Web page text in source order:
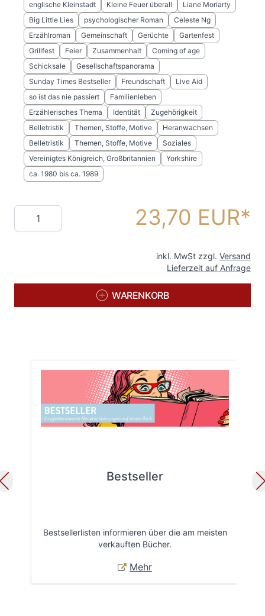
englische Kleinstadt Kleine Feuer überall
Liane Moriarty
Big Little Lies
psychologischer Roman
Celeste Ng
Erzählroman
Gemeinschaft Gerüchte
Gartenfest
Grillfest
Feier Zusammenhalt
Coming of age
Schicksale
Gesellschaftspanorama
Sunday Times Bestseller
Freundschaft
Live Aid
so ist das nie passiert
Familienleben
Erzählerisches Thema
Identität
Zugehörigkeit
Belletristik
Themen, Stoffe, Motive
Heranwachsen
Belletristik
Themen, Stoffe, Motive
Soziales
Vereinigtes Königreich, Großbritannien
Yorkshire
ca. 1980 bis ca. 1989
Menge 23,70 EUR
inkl. MwSt zzgl. Versand
Lieferzeit auf Anfrage
WARENKORB
Bestseller
Bestsellerlisten informieren über die am meisten
verkauften Bücher.
Mehr